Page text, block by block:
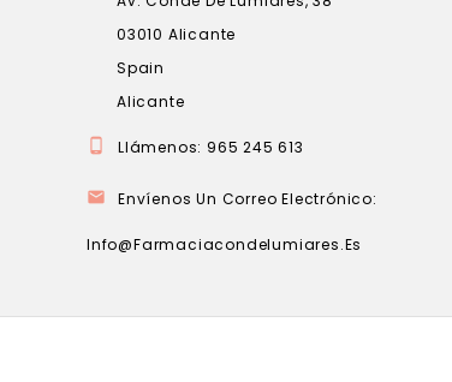
03010 Alicante
Spain
Alicante
 Llámenos: 965 245 613
 Envíenos Un Correo Electrónico:
Info@farmaciacondelumiares.es